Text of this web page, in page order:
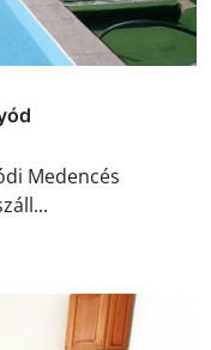
Medencés